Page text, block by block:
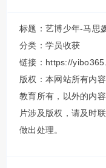
标题：艺博少年-马思
分类： 学员收获
链接：https://
版权：本网站所有内
教育所有，以外的内
片涉及版权，请及时
做出处理。